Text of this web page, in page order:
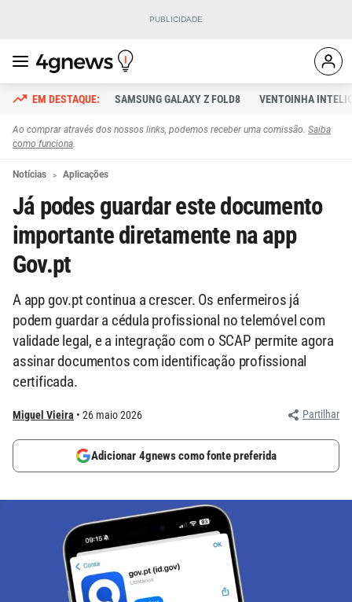
SAMSUNG GALAXY Z FOLD8 VENTOINHA
Ao comprar através dos nossos links, podemos receber uma comissão. Saiba
como funciona.
Notícias Aplicações
Já podes guardar este documento
importante diretamente na app
Gov.pt
A app gov.pt continua a crescer. Os enfermeiros já
podem guardar a cédula profissional no telemóvel com
validade legal, e a integração com o SCAP permite agora
assinar documentos com identificação profissional
certificada.
Miguel Vieira 26 maio 2026 Partilhar
Adicionar 4gnews como fonte preferida